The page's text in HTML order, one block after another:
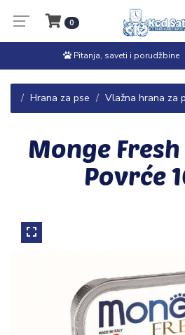
0
Pitanja, saveti i porudžbine
Hrana za pse Vlažna hrana za
Monge
Povrće